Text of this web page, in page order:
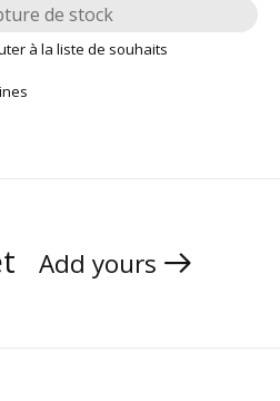
de stock
à la liste de souhaits
Add yours